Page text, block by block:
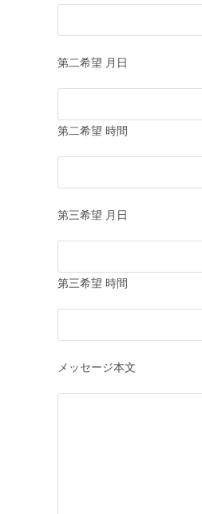
第二希望 月日
第二希望 時間
第三希望 月日
第三希望 時間
メッセージ本文